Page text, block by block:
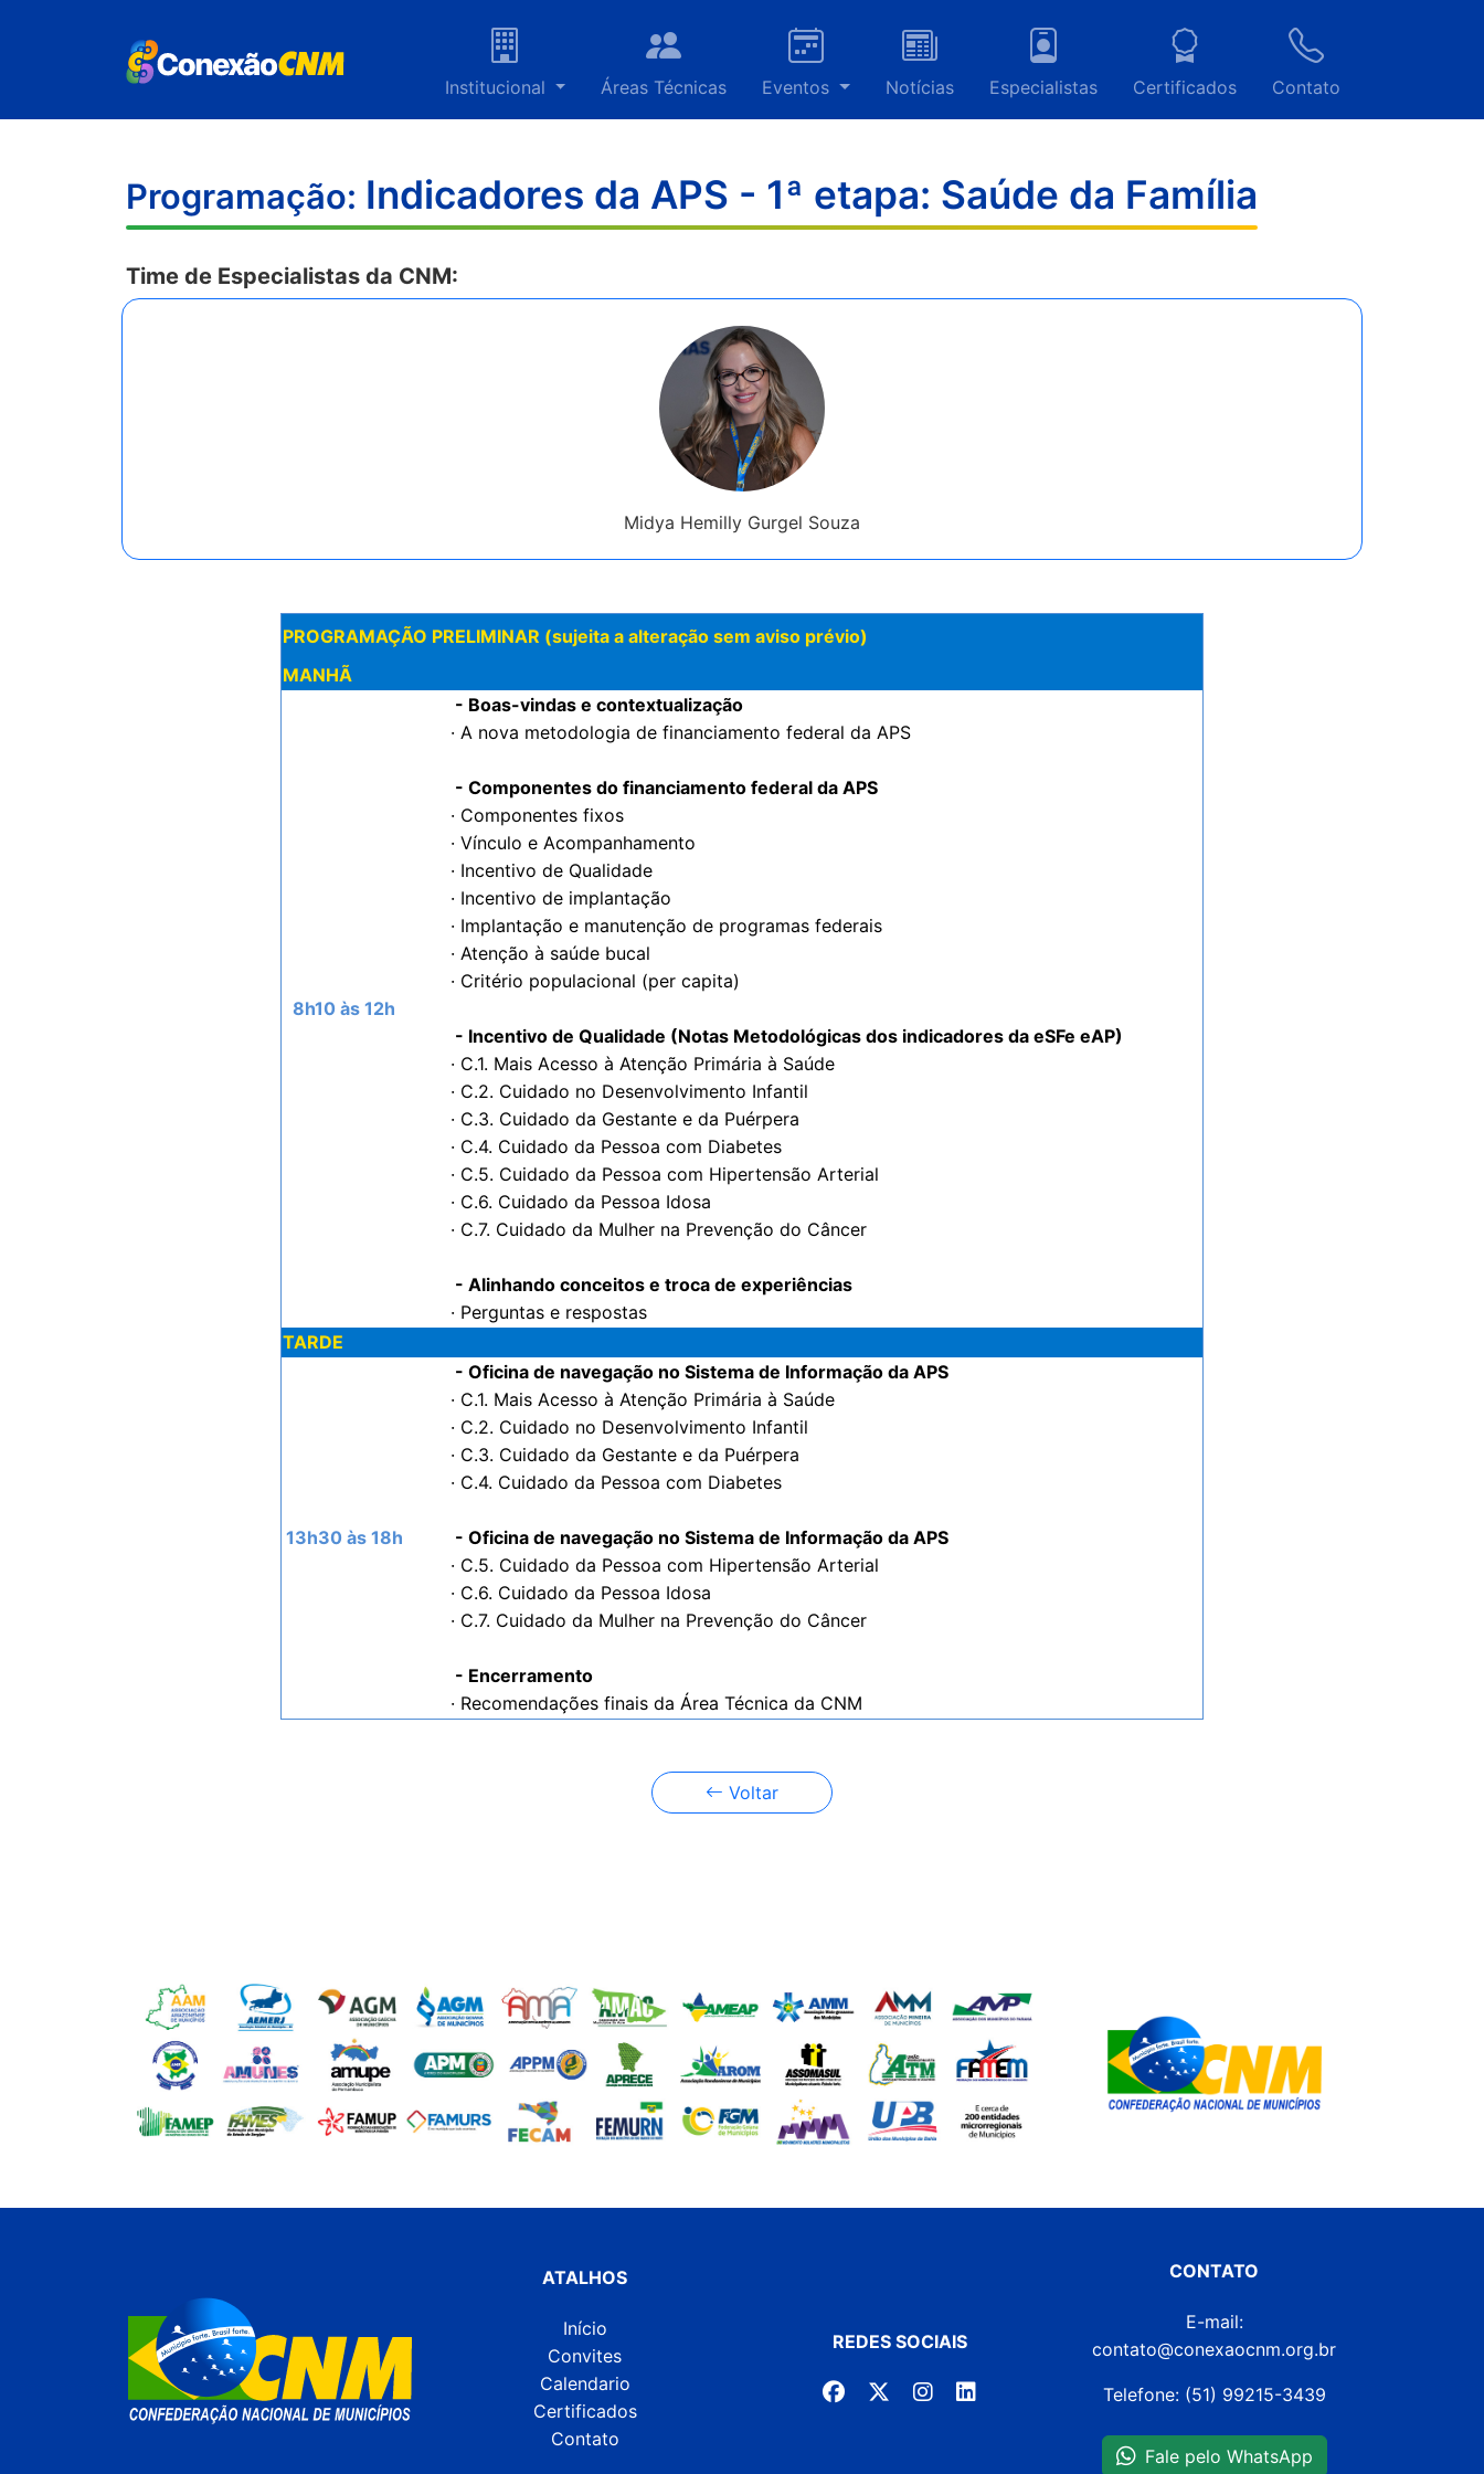
Institucional Áreas Técnicas Eventos Notícias Especialistas Certificados Contato
Programação: Indicadores da APS - 1ª etapa: Saúde da Família
Time de Especialistas da CNM:
Midya Hemilly Gurgel Souza
PROGRAMAÇÃO PRELIMINAR (sujeita a alteração sem aviso prévio)
MANHÃ
8h10 às 12h
- Boas-vindas e contextualização
· A nova metodologia de financiamento federal da APS
- Componentes do financiamento federal da APS
· Componentes fixos
· Vínculo e Acompanhamento
· Incentivo de Qualidade
· Incentivo de implantação
· Implantação e manutenção de programas federais
· Atenção à saúde bucal
· Critério populacional (per capita)
- Incentivo de Qualidade (Notas Metodológicas dos indicadores da eSFe eAP)
· C.1. Mais Acesso à Atenção Primária à Saúde
· C.2. Cuidado no Desenvolvimento Infantil
· C.3. Cuidado da Gestante e da Puérpera
· C.4. Cuidado da Pessoa com Diabetes
· C.5. Cuidado da Pessoa com Hipertensão Arterial
· C.6. Cuidado da Pessoa Idosa
· C.7. Cuidado da Mulher na Prevenção do Câncer
- Alinhando conceitos e troca de experiências
· Perguntas e respostas
TARDE
13h30 às 18h
- Oficina de navegação no Sistema de Informação da APS
· C.1. Mais Acesso à Atenção Primária à Saúde
· C.2. Cuidado no Desenvolvimento Infantil
· C.3. Cuidado da Gestante e da Puérpera
· C.4. Cuidado da Pessoa com Diabetes
- Oficina de navegação no Sistema de Informação da APS
· C.5. Cuidado da Pessoa com Hipertensão Arterial
· C.6. Cuidado da Pessoa Idosa
· C.7. Cuidado da Mulher na Prevenção do Câncer
- Encerramento
· Recomendações finais da Área Técnica da CNM
Voltar
ATALHOS
Início
Convites
Calendario
Certificados
Contato
REDES SOCIAIS
CONTATO
E-mail:
contato@conexaocnm.org.br
Telefone: (51) 99215-3439
Fale pelo WhatsApp